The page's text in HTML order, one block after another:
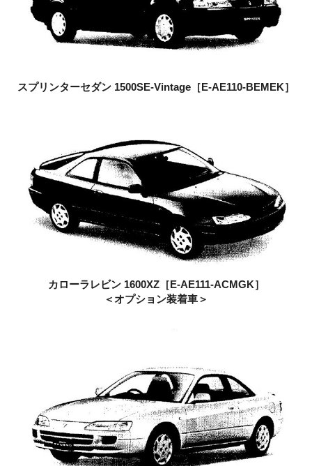
スプリンターセダン 1500SE-Vintage ［E-AE110-BEMEK］
カローラレビン 1600XZ［E-AE111-ACMGK］
＜オプション装着車＞